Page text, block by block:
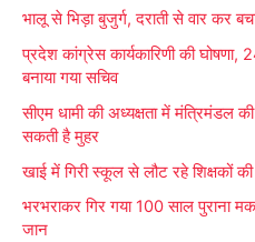
c
h
f
o
भालू से भिड़ा बुजुर्ग, दराती से वार कर
प्रदेश कांग्रेस कार्यकारिणी की
बनाया गया सचिव
सीएम धामी की अध्यक्षता में मंत्रिमंडल
सकती है मुहर
खाई में गिरी स्कूल से लौट रहे शिक्षकों
भरभराकर गिर गया 100 साल पुराना
जान